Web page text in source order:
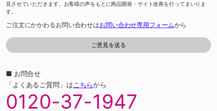
見させていただきます。お客様の声をもとに商品開発・サイト改善を行ってまいりま
す。
ご注文にかかわるお問い合わせはお問い合わせ専用フォームから
■ お問合せ
「よくあるご質問」はこちらから
0120-37-1947